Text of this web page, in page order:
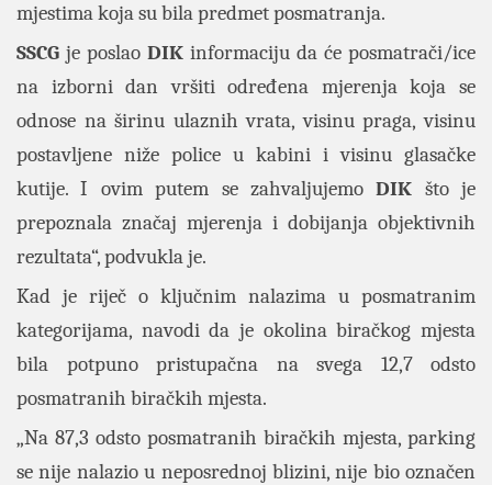
mjestima koja su bila predmet posmatranja.
SSCG je poslao DIK informaciju da će posmatrači/ice
na izborni dan vršiti određena mjerenja koja se
odnose na širinu ulaznih vrata, visinu praga, visinu
postavljene niže police u kabini i visinu glasačke
kutije. I ovim putem se zahvaljujemoDIK što je
prepoznala značaj mjerenja i dobijanja objektivnih
rezultata“, podvukla je.
Kad je riječ o ključnim nalazima u posmatranim
kategorijama, navodi da je okolina biračkog mjesta
bila potpuno pristupačna na svega 12,7 odsto
posmatranih biračkih mjesta.
„Na 87,3 odsto posmatranih biračkih mjesta, parking
se nije nalazio u neposrednoj blizini, nije bio označen